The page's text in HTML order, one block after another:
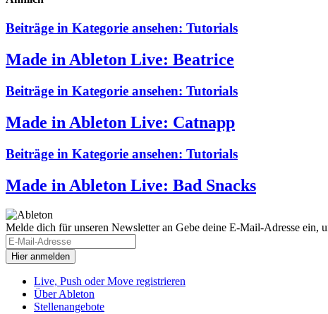
Beiträge in Kategorie ansehen: Tutorials
Made in Ableton Live: Beatrice
Beiträge in Kategorie ansehen: Tutorials
Made in Ableton Live: Catnapp
Beiträge in Kategorie ansehen: Tutorials
Made in Ableton Live: Bad Snacks
Melde dich für unseren Newsletter an Gebe deine E-Mail-Adresse ein,
Live, Push oder Move registrieren
Über Ableton
Stellenangebote